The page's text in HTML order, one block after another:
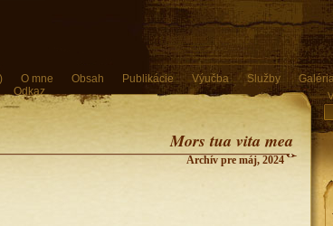
O mne Obsah Publikácie Výučba Služby
Odkaz
Mors tua vita mea
Archív pre máj, 2024